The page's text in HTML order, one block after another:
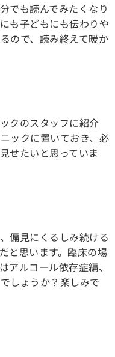
でも読んでみたくなり
も子どもにも伝わりや
ので、読み終えて暖か
クのスタッフに紹介
ックに置いておき、必
せたいと思っていま
偏見にくるしみ続ける
と思います。臨床の場
アルコール依存症編、
しょうか？楽しみで